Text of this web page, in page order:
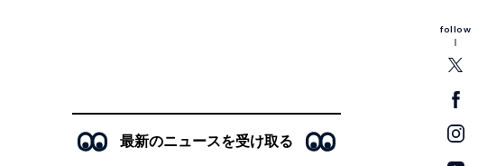
follow
最新のニュースを受け取る